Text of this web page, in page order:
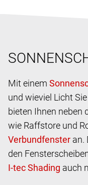
Mit einem
und wieviel Licht
bieten Ihnen neben
wie Raffstore und
an.
den
auch